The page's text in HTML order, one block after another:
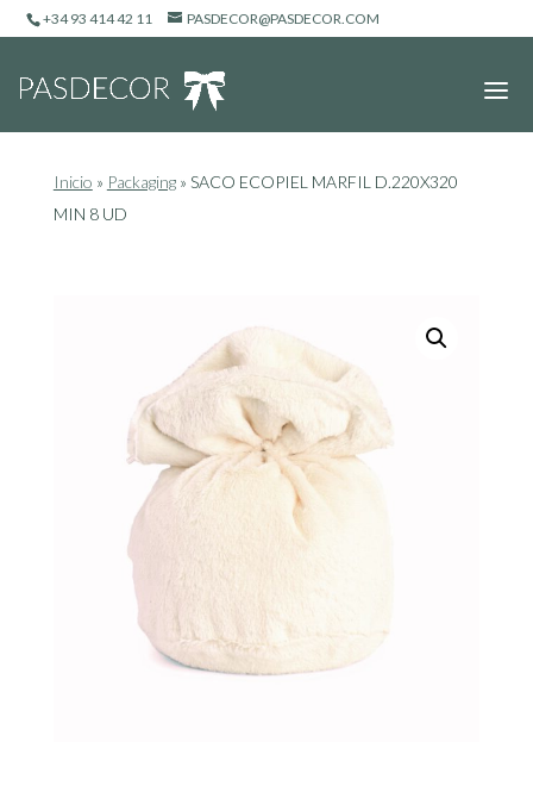
+34 93 414 42 11 PASDECOR@PASDECOR.COM
Inicio » Packaging» SACO ECOPIEL MARFIL D.220X320
MIN 8 UD